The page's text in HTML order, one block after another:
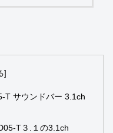
T サウンドバー 3.1ch
３.１の3.1ch